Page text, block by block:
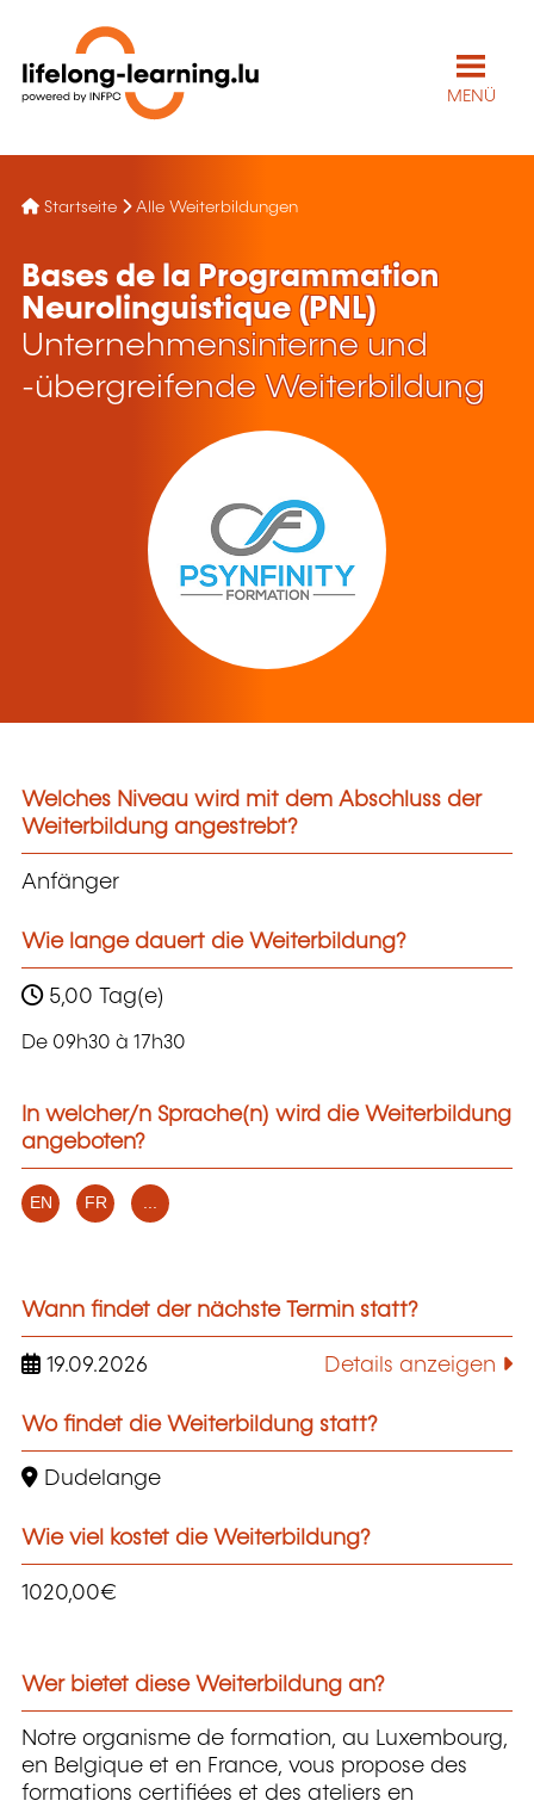
MENÜ
Startseite Alle Weiterbildungen
Bases de la Programmation
Neurolinguistique (PNL)
Unternehmensinterne und
-übergreifende Weiterbildung
Welches Niveau wird mit dem Abschluss der
Weiterbildung angestrebt?
Anfänger
Wie lange dauert die Weiterbildung?
5,00 Tag(e)
De 09h30 à 17h30
In welcher/n Sprache(n) wird die Weiterbildung
angeboten?
EN FR
Wann findet der nächste Termin statt?
19.09.2026 Details anzeigen
Wo findet die Weiterbildung statt?
Dudelange
Wie viel kostet die Weiterbildung?
1020,00€
Wer bietet diese Weiterbildung an?
Notre organisme de formation, au Luxembourg,
en Belgique et en France, vous propose des
formations certifiées et des ateliers en